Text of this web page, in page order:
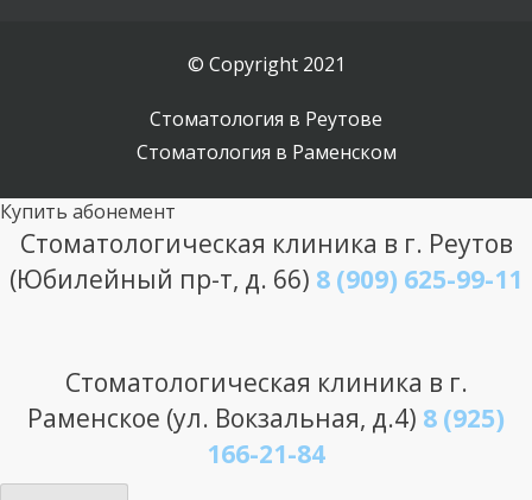
© Copyright 2021
Стоматология в Реутове
Стоматология в Раменском
Купить абонемент
Стоматологическая клиника в г. Реутов
(Юбилейный пр-т, д. 66) 8 (909) 625-99-11
Стоматологическая клиника в г.
Раменское (ул. Вокзальная, д.4) 8 (925)
166-21-84